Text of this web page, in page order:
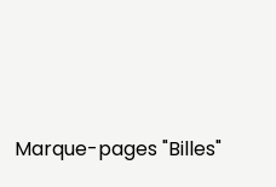
Marque-pages "Billes"